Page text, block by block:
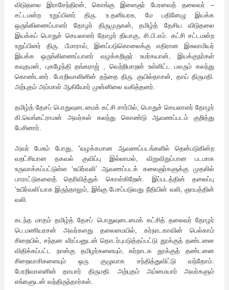
விடுதலை இராசேந்திரன், கொங்கு இளைஞர் பேரவைத் தலைவர் –
சட்டமன்ற உறுப்பினர் திரு. உ.தனியரசு, மே பதினேழு இயக்க
ஒருங்கிணைப்பாளர் தோழர் திருமுருகன், தமிழ்த் தேசிய விடுதலை
இயக்கப் பொதுச் செயலாளர் தோழர் தியாகு, சி.பி.எம். கட்சி சட்டமன்ற
உறுப்பினர் திரு. பீமாராவ், இனப்படுகொலைக்கு எதிரான இசுலாமியர்
இயக்க ஒருங்கிணைப்பாளர் வழக்கறிஞர் உமர்கயான், இயக்குநர்கள்
கவுதமன், புகழேந்தி தங்கராஜ் , வெற்றிமாறன் உள்ளிட்ட பலரும் கலந்து
கொண்டனர். பேரறிவாளினின் தந்தை திரு. குயில்தாசன், தாய் திருமதி.
அற்புதம் அம்மாள் ஆகியோர் முன்னிலை வகித்தனர்.
தமிழ்த் தேசப் பொதுவுடைமைக் கட்சி சார்பில், பொதுச் செயலாளர் தோழர்
கி.வெங்கட்ராமன் அவர்கள் கலந்து கொண்டு ஆவணப்படம் குறித்து
பேசினார்.
அவர் பேசும் போது, “வழக்கமான ஆவணப்படங்களில் தென்படுகின்ற
வறட்சியான தகவல் குவிப்பு இல்லாமல், விறுவிறுப்பான படமாக
உருவாக்கப்பட்டுள்ள ‘உயிர்வலி’ ஆவணப்படக் கலைஞர்களுக்கு முதலில்
பாராட்டுகளைத் தெரிவித்துக் கொள்கிறேன். இப்படத்தின் தலைப்பு
‘உயிர்வலி’யாக இருந்தாலும், இங்கு பேசப்படுவது நீதியின் வலி, ஞாயத்தின்
வலி.
கடந்த மாதம் தமிழ்த் தேசப் பொதுவுடைமைக் கட்சித் தலைவர் தோழர்
பெ.மணியரசன் அவர்களது தலைமையில், கர்நாடகாவின் பெல்காம்
சிறையில், சந்தன வீரப்பனுடன் தொடர்புபடுத்தப்பட்டு தூக்குத் தண்டனை
விதிக்கப்பட்ட நான்கு தமிழர்களையும், கர்நாடக தூக்குத் தண்டனை
சிறைவாசிகளையும் ஒரு குழுவாக சந்தித்துவிட்டு வந்தோம்.
பேரறிவாளனின் தாயார் திருமதி. அற்புதம் அம்மையார் அவர்களும்
எங்களுடன் வந்திருந்தார்கள்.